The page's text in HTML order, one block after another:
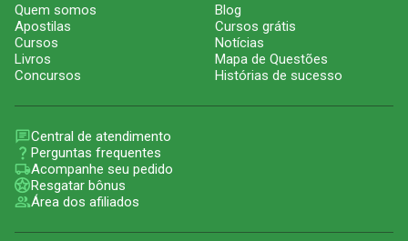
Quem somos
Apostilas
Cursos
Livros
Concursos
Blog
Cursos grátis
Notícias
Mapa de Questões
Histórias de sucesso
Central de atendimento
Perguntas frequentes
Acompanhe seu pedido
Resgatar bônus
Área dos afiliados